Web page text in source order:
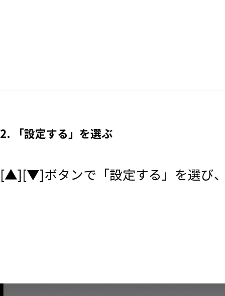
2. 「設定する」を選ぶ
[▲][▼]ボタンで「設定する」を選び